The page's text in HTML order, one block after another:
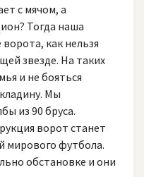
с мячом, а
Тогда наша
как нельзя
звезде. На таких
и не бояться
Мы
из 90 бруса.
ворот станет
мирового футбола.
обстановке и они